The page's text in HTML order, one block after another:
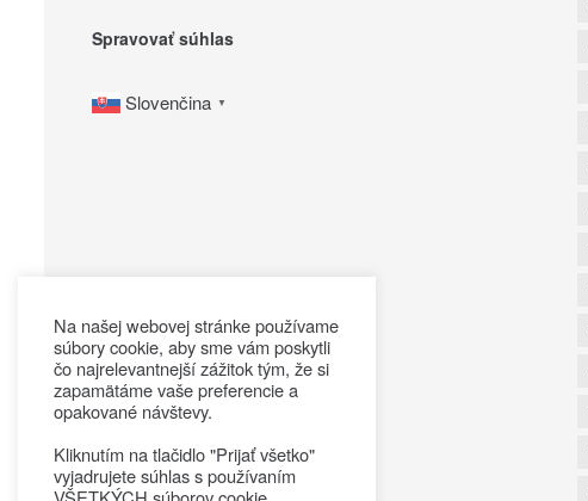
Spravovať súhlas
Slovenčina ▼
Na našej webovej stránke používame
súbory cookie, aby sme vám poskytli
čo najrelevantnejší zážitok tým, že si
zapamätáme vaše preferencie a
opakované návštevy.
Kliknutím na tlačidlo "Prijať všetko"
vyjadrujete súhlas s používaním